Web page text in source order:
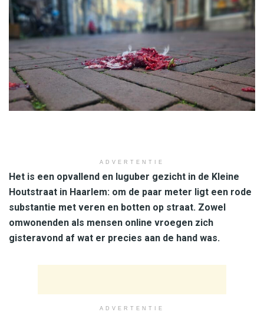
ADVERTENTIE
Het is een opvallend en luguber gezicht in de Kleine
Houtstraat in Haarlem: om de paar meter ligt een rode
substantie met veren en botten op straat. Zowel
omwonenden als mensen online vroegen zich
gisteravond af wat er precies aan de hand was.
ADVERTENTIE